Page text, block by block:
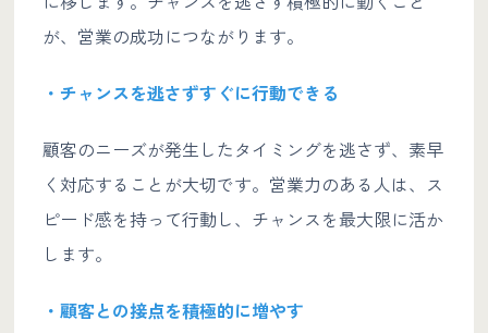
が、営業の成功につながります。
・チャンスを逃さずすぐに行動できる
顧客のニーズが発生したタイミングを逃さず、素早
く対応することが大切です。営業力のある人は、ス
ピード感を持って行動し、チャンスを最大限に活か
します。
・顧客との接点を積極的に増やす